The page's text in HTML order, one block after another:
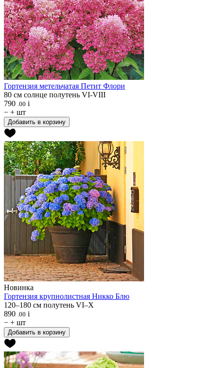
Гортензия метельчатая Петит Флори
80 см солнце полутень VI-VIII
790 .00 i
− + шт
Добавить в корзину
Новинка
Гортензия крупнолистная Никко Блю
120–180 см полутень VI–X
890 .00 i
− + шт
Добавить в корзину